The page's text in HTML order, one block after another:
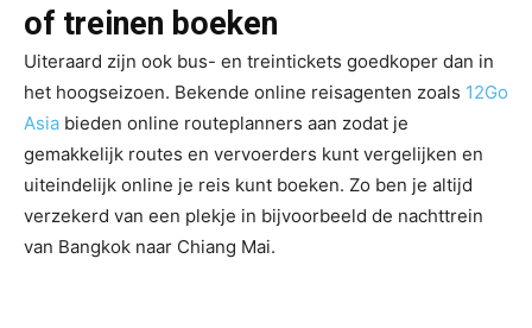
of treinen boeken
Uiteraard zijn ook bus- en treintickets goedkoper dan in
het hoogseizoen. Bekende online reisagenten zoals 12Go
Asia bieden online routeplanners aan zodat je
gemakkelijk routes en vervoerders kunt vergelijken en
uiteindelijk online je reis kunt boeken. Zo ben je altijd
verzekerd van een plekje in bijvoorbeeld de nachttrein
van Bangkok naar Chiang Mai.